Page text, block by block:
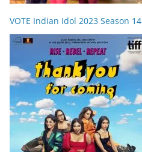
VOTE Indian Idol 2023 Season